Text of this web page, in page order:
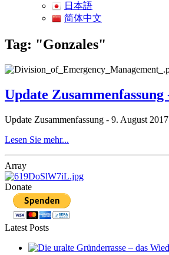
日本語
简体中文
Tag: "Gonzales"
Update Zusammenfassung
Update Zusammenfassung - 9. August 2017
Lesen Sie mehr...
Array
Donate
Latest Posts